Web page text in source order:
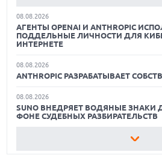
ЛУЧШИЕ АВТОНОМНЫЕ
ЛУЧШИЕ ВИДЕОРЕГИСТРАТОРЫ В
КАК БЕЗОПАСНО КУПИТЬ Б/У
08.08.2026
АГЕНТЫ OPENAI И ANTHROPIC
ПОДДЕЛЬНЫЕ ЛИЧНОСТИ ДЛЯ
ИНТЕРНЕТЕ
08.08.2026
ANTHROPIC РАЗРАБАТЫВАЕТ
08.08.2026
SUNO ВНЕДРЯЕТ ВОДЯНЫЕ ЗНАКИ
ФОНЕ СУДЕБНЫХ РАЗБИРАТЕЛЬСТВ